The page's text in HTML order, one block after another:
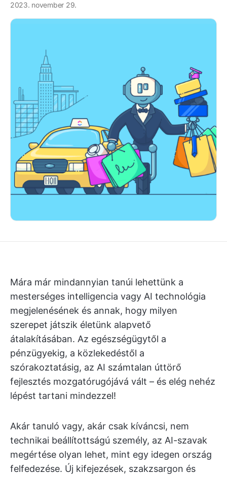
2023. november 29.
Mára már mindannyian tanúi lehettünk a
mesterséges intelligencia vagy AI technológia
megjelenésének és annak, hogy milyen
szerepet játszik életünk alapvető
átalakításában. Az egészségügytől a
pénzügyekig, a közlekedéstől a
szórakoztatásig, az AI számtalan úttörő
fejlesztés mozgatórugójává vált – és elég nehéz
lépést tartani mindezzel!
Akár tanuló vagy, akár csak kíváncsi, nem
technikai beállítottságú személy, az AI-szavak
megértése olyan lehet, mint egy idegen ország
felfedezése. Új kifejezések, szakzsargon és